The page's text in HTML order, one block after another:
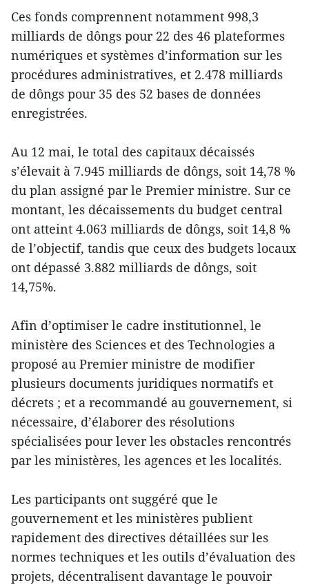
Ces fonds comprennent notamment 998,3
milliards de dôngs pour 22 des 46 plateformes
numériques et systèmes d’information sur les
procédures administratives, et 2.478 milliards
de dôngs pour 35 des 52 bases de données
enregistrées.
Au 12 mai, le total des capitaux décaissés
s’élevait à 7.945 milliards de dôngs, soit 14,78 %
du plan assigné par le Premier ministre. Sur ce
montant, les décaissements du budget central
ont atteint 4.063 milliards de dôngs, soit 14,8 %
de l’objectif, tandis que ceux des budgets locaux
ont dépassé 3.882 milliards de dôngs, soit
14,75%.
Afin d’optimiser le cadre institutionnel, le
ministère des Sciences et des Technologies a
proposé au Premier ministre de modifier
plusieurs documents juridiques normatifs et
décrets ; et a recommandé au gouvernement, si
nécessaire, d’élaborer des résolutions
spécialisées pour lever les obstacles rencontrés
par les ministères, les agences et les localités.
Les participants ont suggéré que le
gouvernement et les ministères publient
rapidement des directives détaillées sur les
normes techniques et les outils d’évaluation des
projets, décentralisent davantage le pouvoir